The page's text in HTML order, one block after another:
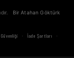
Bir Atahan Göktürk
Güvenliği · İade Şartları ·